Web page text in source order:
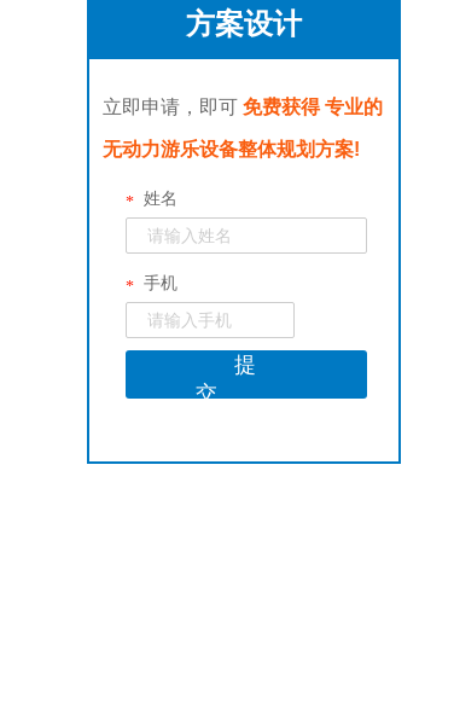
方案设计
立即申请，即可 免费获得专业的
无动力游乐设备整体规划方案!
* 姓名
* 手机
提
交